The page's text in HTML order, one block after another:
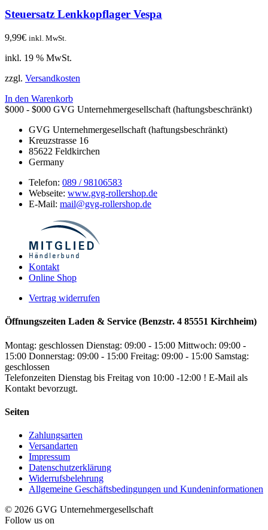
Steuersatz Lenkkopflager Vespa
9,99€ inkl. MwSt.
inkl. 19 % MwSt.
zzgl. Versandkosten
In den Warenkorb
$000 - $000 GVG Unternehmergesellschaft (haftungsbeschränkt)
GVG Unternehmergesellschaft (haftungsbeschränkt)
Kreuzstrasse 16
85622 Feldkirchen
Germany
Telefon: 089 / 98106583
Webseite: www.gvg-rollershop.de
E-Mail: mail@gvg-rollershop.de
Kontakt
Online Shop
Vertrag widerrufen
Öffnungszeiten Laden & Service (Benzstr. 4 85551 Kirchheim)
Montag: geschlossen Dienstag: 09:00 - 15:00 Mittwoch: 09:00 -
15:00 Donnerstag: 09:00 - 15:00 Freitag: 09:00 - 15:00 Samstag:
geschlossen
Telefonzeiten Dienstag bis Freitag von 10:00 -12:00 ! E-Mail als
Kontakt bevorzugt.
Seiten
Zahlungsarten
Versandarten
Impressum
Datenschutzerklärung
Widerrufsbelehrung
Allgemeine Geschäftsbedingungen und Kundeninformationen
© 2026 GVG Unternehmergesellschaft
Follow us on